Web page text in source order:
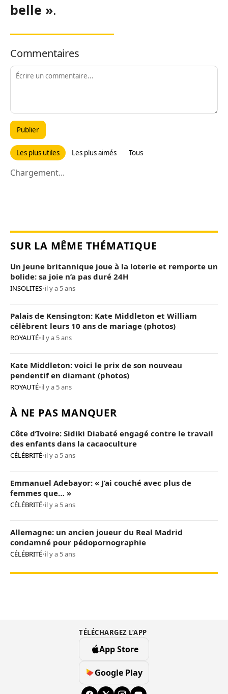
belle ».
Commentaires
Publier
Les plus utiles Les plus aimés Tous
Chargement...
SUR LA MÊME THÉMATIQUE
Un jeune britannique joue à la loterie et remporte un
bolide: sa joie n’a pas duré 24H
INSOLITES•il y a 5 ans
Palais de Kensington: Kate Middleton et William
célèbrent leurs 10 ans de mariage (photos)
ROYAUTÉ•il y a 5 ans
Kate Middleton: voici le prix de son nouveau
pendentif en diamant (photos)
ROYAUTÉ•il y a 5 ans
À NE PAS MANQUER
Côte d’Ivoire: Sidiki Diabaté engagé contre le travail
des enfants dans la cacaoculture
CÉLÉBRITÉ•il y a 5 ans
Emmanuel Adebayor: « J’ai couché avec plus de
femmes que… »
CÉLÉBRITÉ•il y a 5 ans
Allemagne: un ancien joueur du Real Madrid
condamné pour pédopornographie
CÉLÉBRITÉ•il y a 5 ans
TÉLÉCHARGEZ L’APP
App Store
Google Play